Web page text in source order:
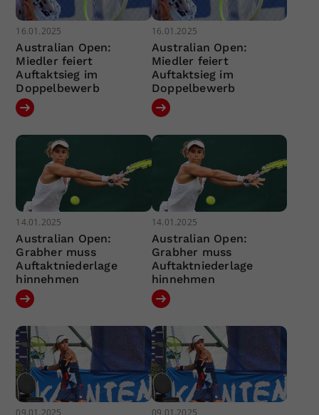
16.01.2025
Australian Open:
Miedler feiert
Auftaktsieg im
Doppelbewerb
16.01.2025
Australian Open:
Miedler feiert
Auftaktsieg im
Doppelbewerb
14.01.2025
Australian Open:
Grabher muss
Auftaktniederlage
hinnehmen
14.01.2025
Australian Open:
Grabher muss
Auftaktniederlage
hinnehmen